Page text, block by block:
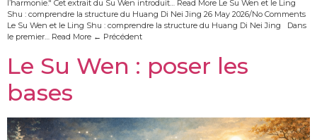
l’harmonie." Cet extrait du Su Wen introduit… Read More Le Su Wen et le Ling
Shu : comprendre la structure du Huang Di Nei Jing 26 May 2026/No Comments
Le Su Wen et le Ling Shu : comprendre la structure du Huang Di Nei Jing Dans
le premier… Read More ← Précédent
Le Su Wen : poser les
bases